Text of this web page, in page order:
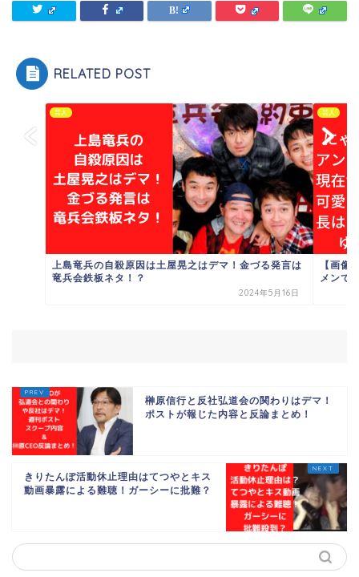
RELATED POST
芸人
上島竜兵の自殺原因は土屋晃之はデマ！金づる発言は
竜兵会鉄板ネタ！？
2024年5月16日
芸人
【画像
メンで
榊原信行と反社弘道会の関わりはデマ！
ポストが報じた内容と反論まとめ！
きりたんぽ活動休止理由はてつやとキス
動画暴露による難聴！ガーシーに批難？